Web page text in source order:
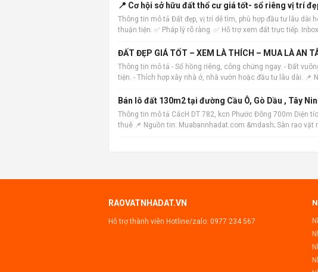
📍 Cơ hội sở hữu đất thổ cư giá tốt- sổ riêng vị trí
Thông tin mô tả Đất đẹp, vị trí dễ tìm, phù hợp đầu tư lâu dài
thuận tiện. ✅ Pháp lý rõ ràng. ✅ Hỗ trợ xem đất trực tiếp.
ĐẤT ĐẸP GIÁ TỐT – XEM LÀ THÍCH – MUA LÀ AN
Thông tin mô tả - Sổ hồng riêng, công chứng ngay. - Đất
tiện. - Thích hợp xây nhà ở, nhà vườn hoặc đầu tư lâu dài.
Bán lô đất 130m2 tại đường Cầu Ô, Gò Dầu , Tây
Thông tin mô tả CácH DT 782, kcn Phước Đông 700m Diện
thuê 📌 Nguồn tin: Muabannhadat.com &mdash; Sàn rao vặt
RAOVATNHADAT.VN
Hỗ trợ thành viên Hotline/zalo: 0977 234 567